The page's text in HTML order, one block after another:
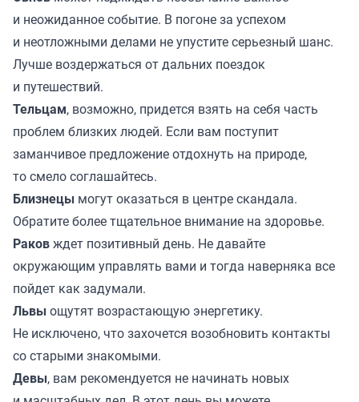
и неожиданное событие. В погоне за успехом
и неотложными делами не упустите серьезный шанс.
Лучше воздержаться от дальних поездок
и путешествий.
Тельцам, возможно, придется взять на себя часть
проблем близких людей. Если вам поступит
заманчивое предложение отдохнуть на природе,
то смело соглашайтесь.
Близнецы могут оказаться в центре скандала.
Обратите более тщательное внимание на здоровье.
Раковждет позитивный день. Не давайте
окружающим управлять вами и тогда наверняка все
пойдет как задумали.
Львыощутят возрастающую энергетику.
Не исключено, что захочется возобновить контакты
со старыми знакомыми.
Девы, вам рекомендуется не начинать новых